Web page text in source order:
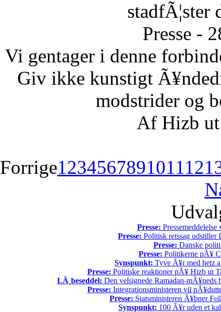
Presse -
Vi gentager i denne
Giv ikke kunstigt
modstrider og
Af Hizb
Forrige123456789101112
Presse:
Presse: Politisk retssag udstiller
Presse: Danske
Presse: Politikerne pÃ¥
Synspunkt: Tyve Ã¥r med hetz
Presse: Politiske reaktioner pÃ¥ Hizb ut
LÃ¸beseddel: Den velsignede Ramadan-mÃ¥neds
Presse: Integrationsministeren vil
Presse: Statsministeren Ã¥bner
Synspunkt: 100 Ã¥r uden et